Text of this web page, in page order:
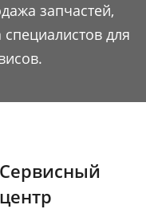
запчастей,
для
Сервисный
центр